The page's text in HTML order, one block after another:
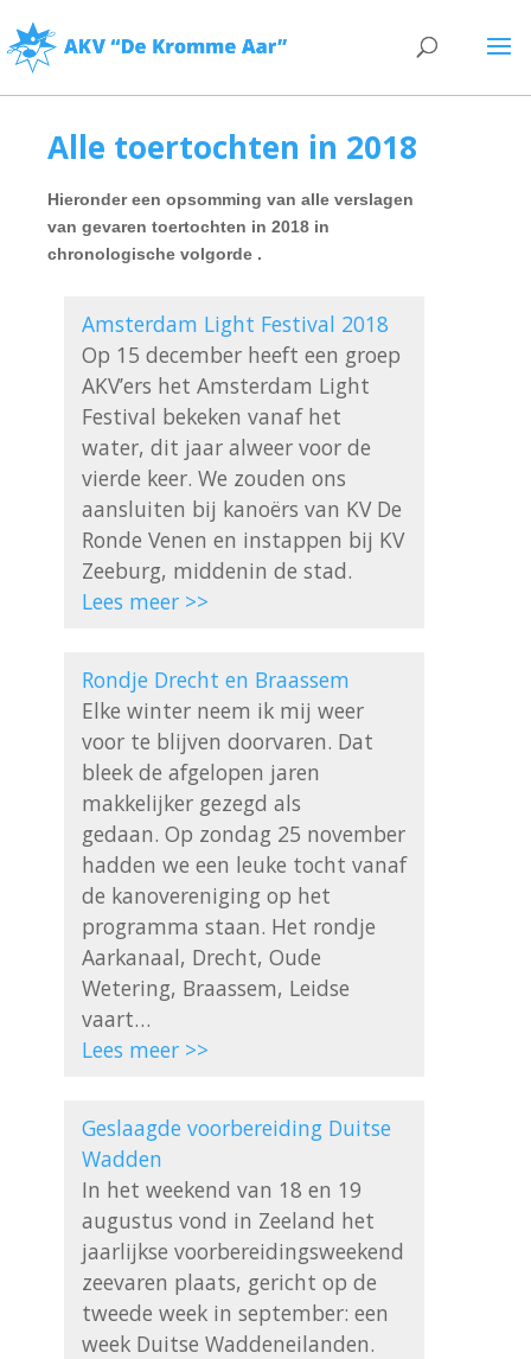
Alle toertochten in 2018
Hieronder een opsomming van alle verslagen
van gevaren toertochten in 2018 in
chronologische volgorde .
Amsterdam Light Festival 2018
Op 15 december heeft een groep
AKV’ers het Amsterdam Light
Festival bekeken vanaf het
water, dit jaar alweer voor de
vierde keer. We zouden ons
aansluiten bij kanoërs van KV De
Ronde Venen en instappen bij KV
Lees meer >>
Rondje Drecht en Braassem
Elke winter neem ik mij weer
voor te blijven doorvaren. Dat
bleek de afgelopen jaren
makkelijker gezegd als
gedaan. Op zondag 25 november
hadden we een leuke tocht vanaf
de kanovereniging op het
programma staan. Het rondje
Aarkanaal, Drecht, Oude
Wetering, Braassem, Leidse
Lees meer >>
Geslaagde voorbereiding Duitse
Wadden
In het weekend van 18 en 19
augustus vond in Zeeland het
jaarlijkse voorbereidingsweekend
zeevaren plaats, gericht op de
tweede week in september: een